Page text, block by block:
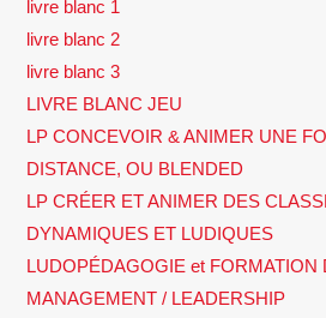
livre blanc 1
livre blanc 2
livre blanc 3
LIVRE BLANC JEU
LP CONCEVOIR & ANIMER UNE
DISTANCE, OU BLENDED
LP CRÉER ET ANIMER DES
DYNAMIQUES ET LUDIQUES
LUDOPÉDAGOGIE et FORMATION
MANAGEMENT / LEADERSHIP